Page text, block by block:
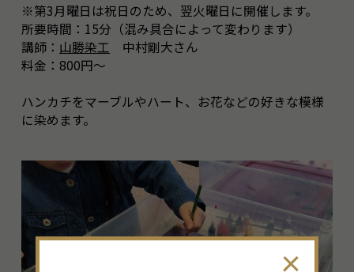
※第3月曜日は祝日のため、翌火曜日に開催します。
所要時間：15分（混み具合によって変わります）
講師： 山勝染工 中村剛大さん
料金：800円～
ハンカチをマーブルやハート、お花などの好きな模様
に染めます。